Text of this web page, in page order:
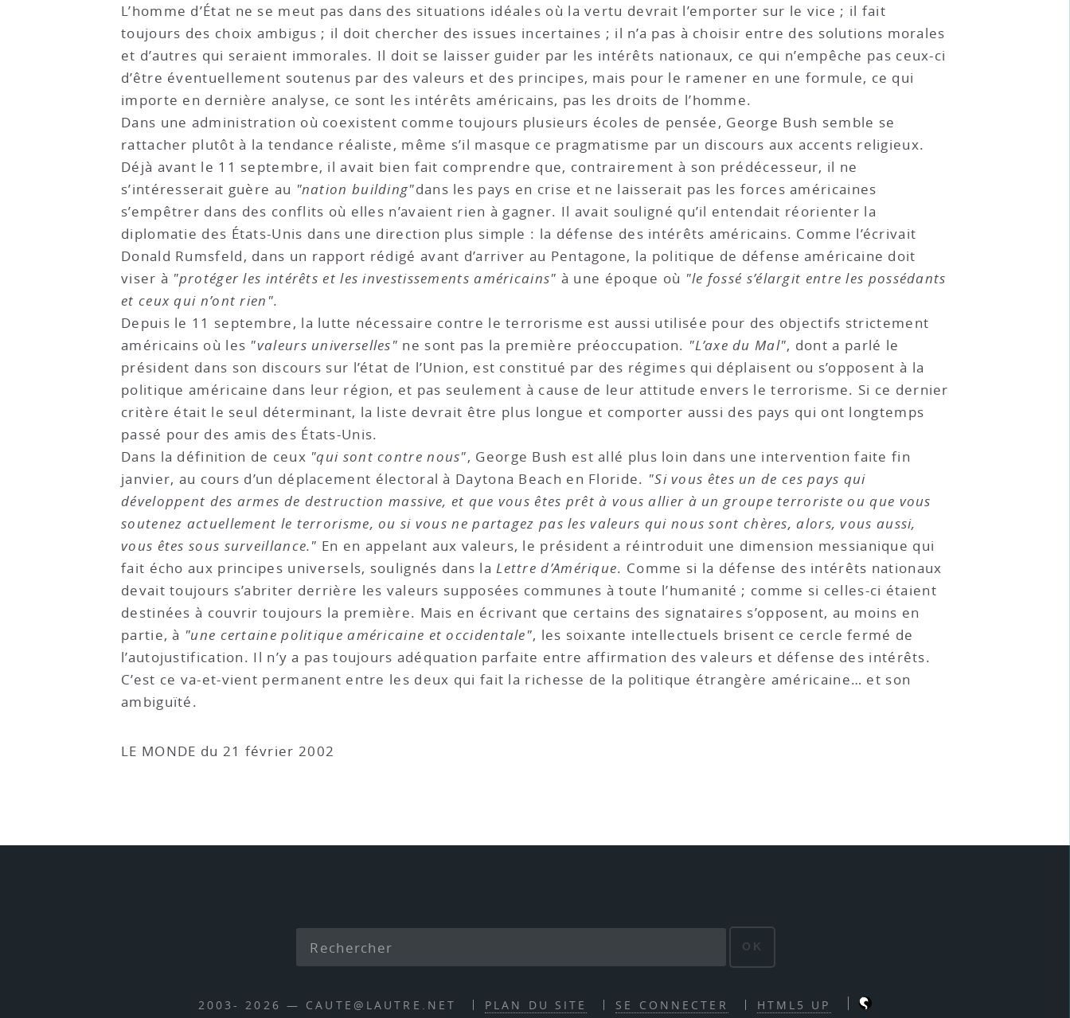
L’homme d’État ne se meut pas dans des situations idéales où la vertu devrait l’emporter sur le vice ; il fait
toujours des choix ambigus ; il doit chercher des issues incertaines ; il n’a pas à choisir entre des solutions morales
et d’autres qui seraient immorales. Il doit se laisser guider par les intérêts nationaux, ce qui n’empêche pas ceux-ci
d’être éventuellement soutenus par des valeurs et des principes, mais pour le ramener en une formule, ce qui
importe en dernière analyse, ce sont les intérêts américains, pas les droits de l’homme.
Dans une administration où coexistent comme toujours plusieurs écoles de pensée, George Bush semble se
rattacher plutôt à la tendance réaliste, même s’il masque ce pragmatisme par un discours aux accents religieux.
Déjà avant le 11 septembre, il avait bien fait comprendre que, contrairement à son prédécesseur, il ne
s’intéresserait guère au "nation building"dans les pays en crise et ne laisserait pas les forces américaines
s’empêtrer dans des conflits où elles n’avaient rien à gagner. Il avait souligné qu’il entendait réorienter la
diplomatie des États-Unis dans une direction plus simple : la défense des intérêts américains. Comme l’écrivait
Donald Rumsfeld, dans un rapport rédigé avant d’arriver au Pentagone, la politique de défense américaine doit
viser à "protéger les intérêts et les investissements américains" à une époque où "le fossé s’élargit entre les possédants
et ceux qui n’ont rien".
Depuis le 11 septembre, la lutte nécessaire contre le terrorisme est aussi utilisée pour des objectifs strictement
américains où les "valeurs universelles" ne sont pas la première préoccupation. "L’axe du Mal", dont a parlé le
président dans son discours sur l’état de l’Union, est constitué par des régimes qui déplaisent ou s’opposent à la
politique américaine dans leur région, et pas seulement à cause de leur attitude envers le terrorisme. Si ce dernier
critère était le seul déterminant, la liste devrait être plus longue et comporter aussi des pays qui ont longtemps
passé pour des amis des États-Unis.
Dans la définition de ceux "qui sont contre nous", George Bush est allé plus loin dans une intervention faite fin
janvier, au cours d’un déplacement électoral à Daytona Beach en Floride. "Si vous êtes un de ces pays qui
développent des armes de destruction massive, et que vous êtes prêt à vous allier à un groupe terroriste ou que vous
soutenez actuellement le terrorisme, ou si vous ne partagez pas les valeurs qui nous sont chères, alors, vous aussi,
vous êtes sous surveillance." En en appelant aux valeurs, le président a réintroduit une dimension messianique qui
fait écho aux principes universels, soulignés dans laLettre d’Amérique. Comme si la défense des intérêts nationaux
devait toujours s’abriter derrière les valeurs supposées communes à toute l’humanité ; comme si celles-ci étaient
destinées à couvrir toujours la première. Mais en écrivant que certains des signataires s’opposent, au moins en
partie, à "une certaine politique américaine et occidentale", les soixante intellectuels brisent ce cercle fermé de
l’autojustification. Il n’y a pas toujours adéquation parfaite entre affirmation des valeurs et défense des intérêts.
C’est ce va-et-vient permanent entre les deux qui fait la richesse de la politique étrangère américaine… et son
ambiguïté.
LE MONDE du 21 février 2002
OK
2003- 2026 — CAUTE@LAUTRE.NET PLAN DU SITE SE CONNECTER HTML5 UP